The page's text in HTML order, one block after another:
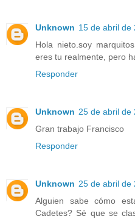
Unknown 15 de abril de
Hola nieto.soy
eres tu realmente, pero
Responder
Unknown 25 de abril de
Gran trabajo Francisco
Responder
Unknown 25 de abril de
Alguien sabe cómo
Cadetes? Sé que se